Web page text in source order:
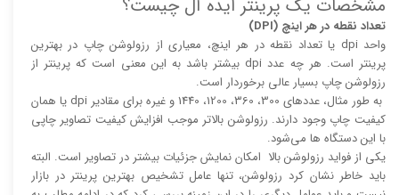
مشخصات یک پرینتر ایده آل چیست؟
تعداد نقطه در هر اینچ (DPI)
واحد dpi یا تعداد نقطه در هر اینچ، معیاری از رزولوشن چاپ در بهترین
پرینتر است. هر چه عدد dpi بیشتر باشد به این معنی است که پرینتر از
رزولوشن چاپ بسیار عالی برخوردار است.
به طور مثال، عدد‌های 300، 360، 1200، 1440 و غیره برای مقادیر dpi یا همان
کیفیت چاپ وجود دارند. رزولوشن بالا‌‌تر موجب افزایش کیفیت تصاویر چاپی
با این دستگاه ها می‌شود.
یکی از فواید رزولوشن بالا امکان نمایش جزئیات بیشتر در تصاویر است. البته
باید خاطر نشان کرد رزولوشن، تنها عامل تشخیص بهترین پرینتر در بازار